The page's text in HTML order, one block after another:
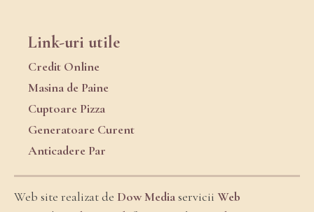
Link-uri utile
Credit Online
Masina de Paine
Cuptoare Pizza
Generatoare Curent
Anticadere Par
Web site realizat de Dow Mediaservicii Web